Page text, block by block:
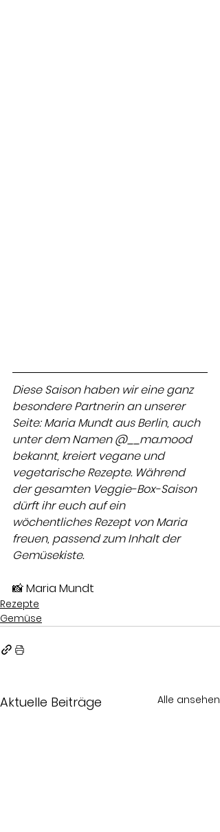
Diese Saison haben wir eine ganz
besondere Partnerin an unserer
Seite: Maria Mundt aus Berlin, auch
unter dem Namen @__ma.mood
bekannt, kreiert vegane und
vegetarische Rezepte. Während
der gesamten Veggie-Box-Saison
dürft ihr euch auf ein
wöchentliches Rezept von Maria
freuen, passend zum Inhalt der
Gemüsekiste.
📸 Maria Mundt
Rezepte
Gemüse
Aktuelle Beiträge Alle ansehen